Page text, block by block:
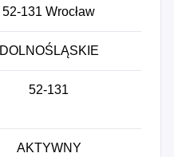
52-131 Wrocław
DOLNOŚLĄSKIE
52-131
AKTYWNY